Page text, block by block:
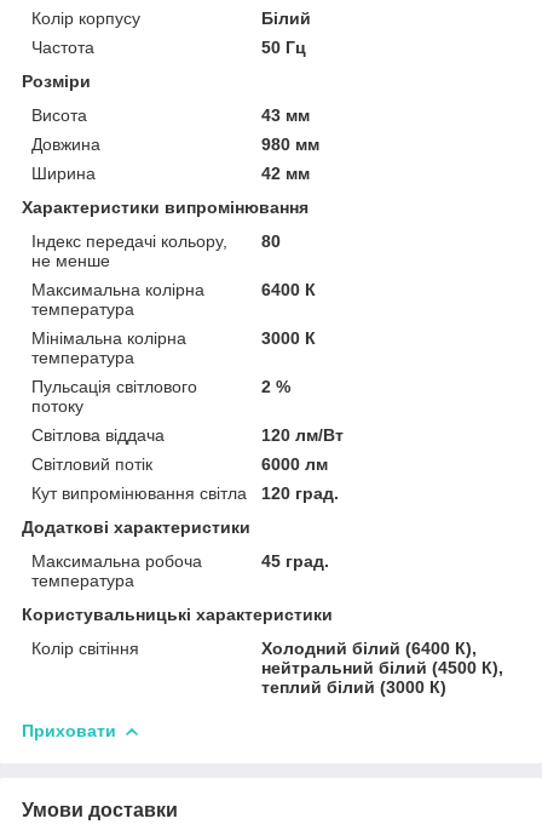
Колір корпусу
Білий
Частота
50 Гц
Розміри
Висота
43 мм
Довжина
980 мм
Ширина
42 мм
Характеристики випромінювання
Індекс передачі кольору,
не менше
80
Максимальна колірна
температура
6400 К
Мінімальна колірна
температура
3000 К
Пульсація світлового
потоку
2 %
Світлова віддача
120 лм/Вт
Світловий потік
6000 лм
Кут випромінювання світла
120 град.
Додаткові характеристики
Максимальна робоча
температура
45 град.
Користувальницькі характеристики
Колір світіння
Холодний білий (6400 К),
нейтральний білий (4500 К),
теплий білий (3000 К)
Приховати
Умови доставки